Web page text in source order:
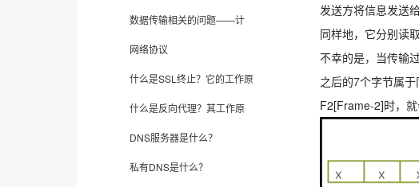
数据传输相关的问题——计
网络协议
什么是SSL终止？它的工作原
什么是反向代理？其工作原
DNS服务器是什么？
私有DNS是什么？
发送方将信息发送
同样地，它分别读
不幸的是，当传输
之后的7个字节属
F2[Frame-2]时，就